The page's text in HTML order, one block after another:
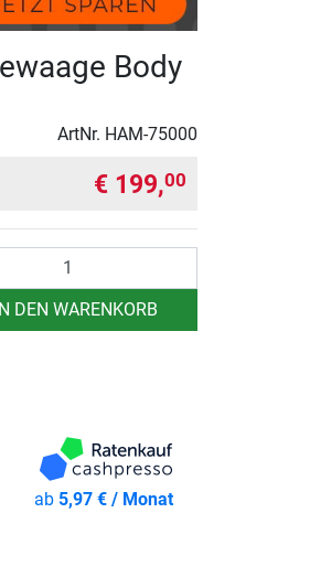
Body
ArtNr. HAM-75000
€ 199,00
DEN WARENKORB
ab 5,97 € / Monat